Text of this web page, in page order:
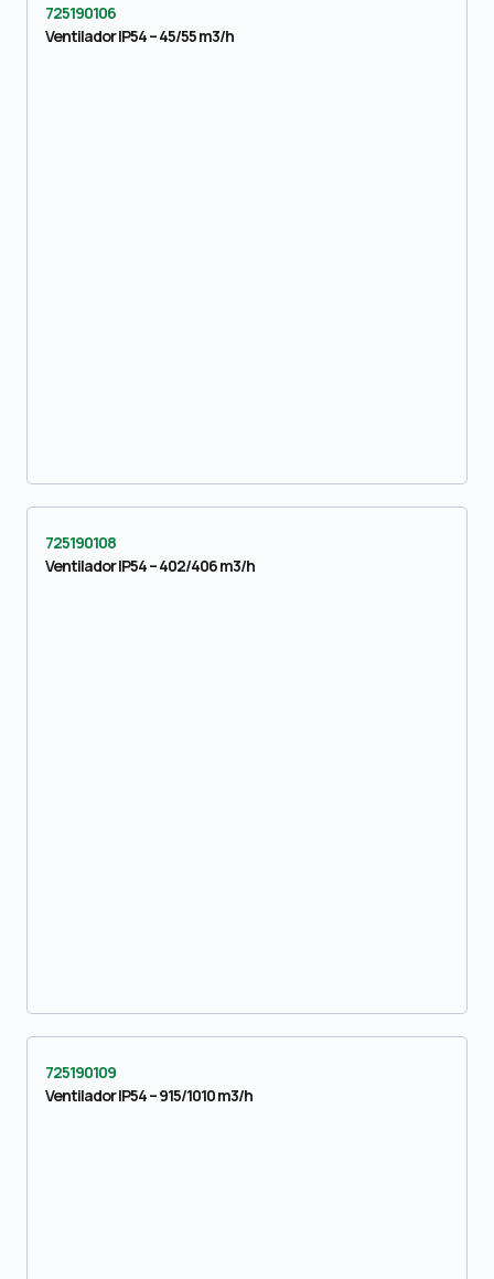
725190106
Ventilador IP54 – 45/55 m3/h
725190108
Ventilador IP54 – 402/406 m3/h
725190109
Ventilador IP54 – 915/1010 m3/h